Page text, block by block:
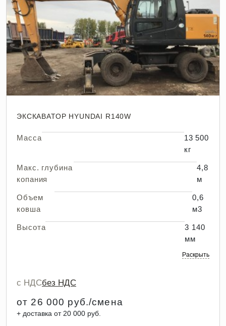
ЭКСКАВАТОР HYUNDAI R140W
Масса
13 500
кг
Макс. глубина
копания
4,8
м
Объем
ковша
0,6
м3
Высота
3 140
мм
Раскрыть
с НДСбез НДС
от 26 000 руб./смена
+ доставка от 20 000 руб.